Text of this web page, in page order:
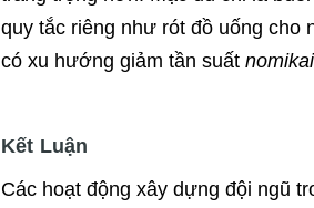
quy tắc riêng như rót đồ uống cho
có xu hướng giảm tần suất nomikai
Kết Luận
Các hoạt động xây dựng đội ngũ